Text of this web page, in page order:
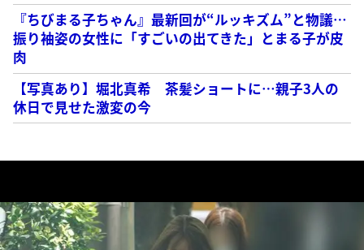
『ちびまる子ちゃん』最新回が“ルッキズム”と物議…
振り袖姿の女性に「すごいの出てきた」とまる子が皮
肉
【写真あり】堀北真希 茶髪ショートに…親子3人の
休日で見せた激変の今